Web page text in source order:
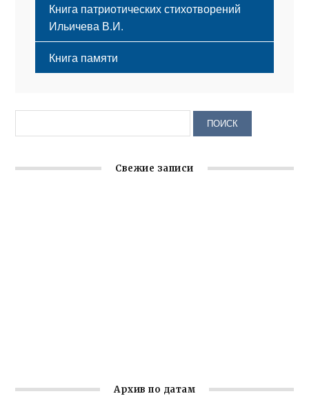
Книга патриотических стихотворений
Ильичева В.И.
Книга памяти
Свежие записи
Архив по датам